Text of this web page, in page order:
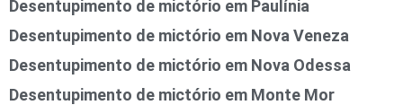
Desentupimento de mictório em Paulínia
Desentupimento de mictório em Nova Veneza
Desentupimento de mictório em Nova Odessa
Desentupimento de mictório em Monte Mor